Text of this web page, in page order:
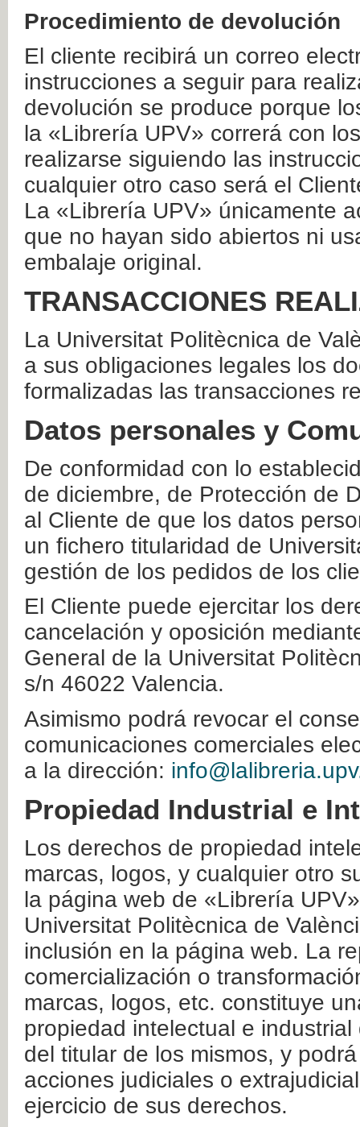
Procedimiento de devolución
El cliente recibirá un correo
instrucciones a seguir para
devolución se produce porque
la «Librería UPV» correrá con
realizarse siguiendo las
cualquier otro caso será el
La «Librería UPV» únicamente
que no hayan sido abiertos ni
embalaje original.
TRANSACCIONES
La Universitat Politècnica de
a sus obligaciones legales los
formalizadas las transacciones
Datos personales y
De conformidad con lo
de diciembre, de Protección de
al Cliente de que los datos
un fichero titularidad de
gestión de los pedidos de los
El Cliente puede ejercitar los
cancelación y oposición
General de la Universitat
s/n 46022 Valencia.
Asimismo podrá revocar el
comunicaciones comerciales
a la dirección:
Propiedad Industrial e
Los derechos de propiedad
marcas, logos, y cualquier otro
la página web de «Librería
Universitat Politècnica de
inclusión en la página web. La
comercialización o
marcas, logos, etc. constituye
propiedad intelectual e
del titular de los mismos, y
acciones judiciales o
ejercicio de sus derechos.